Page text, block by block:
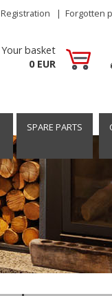
Registration | Forgotten
Your basket
0 EUR
SPARE PARTS